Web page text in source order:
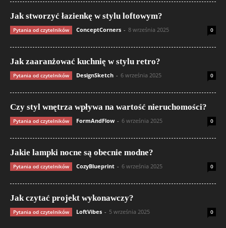
Jak stworzyć łazienkę w stylu loftowym?
Pytania od czytelników ConceptCorners - 8 września 2025 0
Jak zaaranżować kuchnię w stylu retro?
Pytania od czytelników DesignSketch - 6 września 2025 0
Czy styl wnętrza wpływa na wartość nieruchomości?
Pytania od czytelników FormAndFlow - 6 września 2025 0
Jakie lampki nocne są obecnie modne?
Pytania od czytelników CozyBlueprint - 6 września 2025 0
Jak czytać projekt wykonawczy?
Pytania od czytelników LoftVibes - 5 września 2025 0